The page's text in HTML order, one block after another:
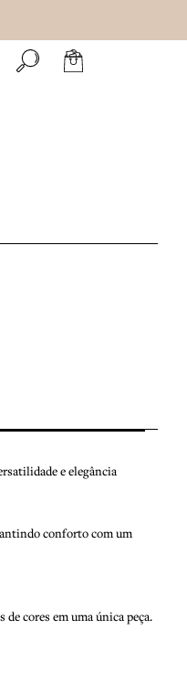
e elegância
conforto com um
cores em uma única peça.